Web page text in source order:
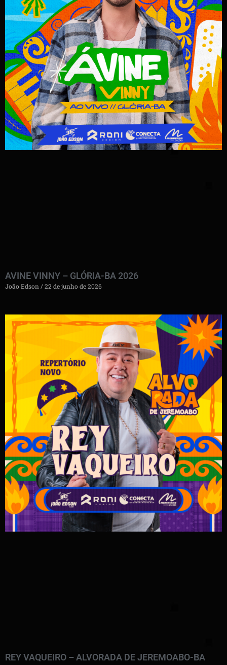
AVINE VINNY – GLÓRIA-BA 2026
João Edson 22 de junho de 2026
REY VAQUEIRO – ALVORADA DE JEREMOABO-BA